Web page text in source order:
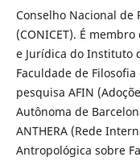
Conselho Nacional de
(CONICET). É
e Jurídica do Instituto
Faculdade de
pesquisa AFIN
Autônoma de
ANTHERA (Rede
Antropológica sobre